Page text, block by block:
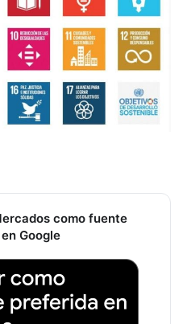
como fuente
Google